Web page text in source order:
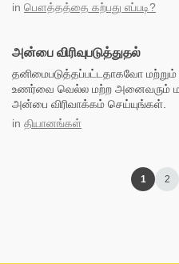
in பௌத்தத்தை கற்பது எப்படி?
அன்பை விரிவுபடுத்துதல்
தனிமைபடுத்தப்பட்டதாகவோ
உணர்வை வெல்ல மற்ற அனைவரும்
அன்பை விரிவாக்கம் செய்யுங்கள்.
in தியானங்கள்
1 2